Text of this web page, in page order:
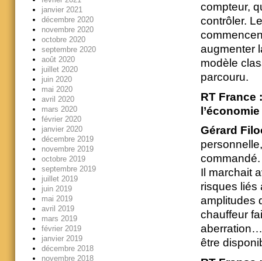
compteur,
contrôler.
augmenter
modèle
parcouru.
RT France
Gérard
Il marchait
risques liés
amplitudes
chauffeur
aberration…
être
janvier 2021
décembre 2020
novembre 2020
octobre 2020
septembre 2020
août 2020
juillet 2020
juin 2020
mai 2020
avril 2020
mars 2020
février 2020
janvier 2020
décembre 2019
novembre 2019
octobre 2019
septembre 2019
juillet 2019
juin 2019
mai 2019
avril 2019
mars 2019
février 2019
janvier 2019
décembre 2018
novembre 2018